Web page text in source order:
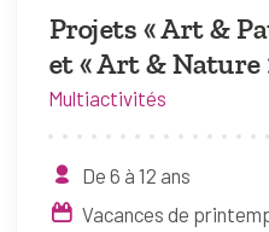
Projets « Art &
et « Art & Nature
Multiactivités
De 6 à 12 ans
Vacances de